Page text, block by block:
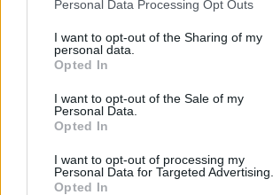
Personal Data Processing Opt Outs
I want to opt-out of the Sharing of my
personal data.
Opted In
I want to opt-out of the Sale of my
Personal Data.
Opted In
I want to opt-out of processing my
Personal Data for Targeted Advertising.
Opted In
— 𝗬𝗔𝗡𝗫 (@sashkayanx)May
Πάντως ότι και να μου πείτε.
Ο Ακυλας κατάφερε το
Να γίνει το ποιο εμπορικό
φέτος και ειδικά ο σκούφος του
ΑΠΛΑ ΑΚΥΛΑ FERTO
🫰🫰🫰🫰🫰🫶🫶🫶🫰🫰🫰